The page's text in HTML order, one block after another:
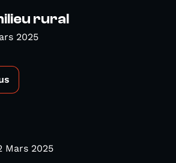
rural
2025
Mars 2025